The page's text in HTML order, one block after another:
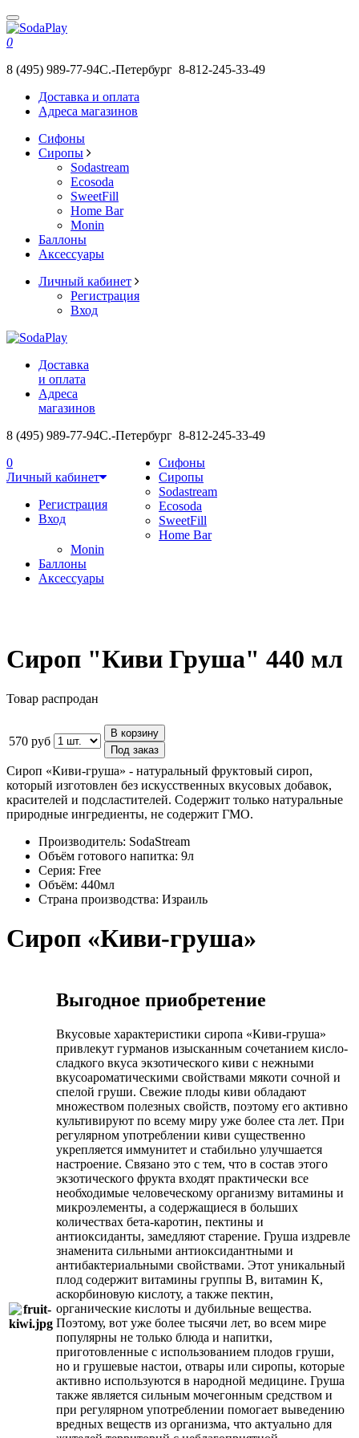
0
8 (495) 989-77-94С.-Петербург 8-812-245-33-49
Доставка и оплата
Адреса магазинов
Сифоны
Сиропы
Sodastream
Ecosoda
SweetFill
Home Bar
Monin
Баллоны
Аксессуары
Личный кабинет
Регистрация
Вход
Доставка
и оплата
Адреса
магазинов
8 (495) 989-77-94С.-Петербург 8-812-245-33-49
0
Личный кабинет
Регистрация
Вход
Сифоны
Сиропы
Sodastream
Ecosoda
SweetFill
Home Bar
Monin
Баллоны
Аксессуары
Сироп "Киви Груша" 440 мл
Товар распродан
570 руб
В корзину
Под заказ
Сироп «Киви-груша» - натуральный фруктовый сироп,
который изготовлен без искусственных вкусовых добавок,
красителей и подсластителей. Содержит только натуральные
природные ингредиенты, не содержит ГМО.
Производитель: SodaStream
Объём готового напитка: 9л
Серия: Free
Объём: 440мл
Страна производства: Израиль
Сироп «Киви-груша»
Выгодное приобретение
Вкусовые характеристики сиропа «Киви-груша»
привлекут гурманов изысканным сочетанием кисло-
сладкого вкуса экзотического киви с нежными
вкусоароматическими свойствами мякоти сочной и
спелой груши. Свежие плоды киви обладают
множеством полезных свойств, поэтому его активно
культивируют по всему миру уже более ста лет. При
регулярном употреблении киви существенно
укрепляется иммунитет и стабильно улучшается
настроение. Связано это с тем, что в состав этого
экзотического фрукта входят практически все
необходимые человеческому организму витамины и
микроэлементы, а содержащиеся в больших
количествах бета-каротин, пектины и
антиоксиданты, замедляют старение. Груша издревле
знаменита сильными антиоксидантными и
антибактериальными свойствами. Этот уникальный
плод содержит витамины группы В, витамин К,
аскорбиновую кислоту, а также пектин,
органические кислоты и дубильные вещества.
Поэтому, вот уже более тысячи лет, во всем мире
популярны не только блюда и напитки,
приготовленные с использованием плодов груши,
но и грушевые настои, отвары или сиропы, которые
активно используются в народной медицине. Груша
также является сильным мочегонным средством и
при регулярном употреблении помогает выведению
вредных веществ из организма, что актуально для